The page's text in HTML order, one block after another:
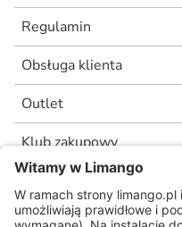
Regulamin
Obsługa klienta
Outlet
Klub zakupowy